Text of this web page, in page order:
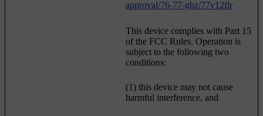
approval/76-77-ghz/77v12flr
This device complies with Part 15
of the FCC Rules. Operation is
subject to the following two
conditions:
(1) this device may not cause
harmful interference, and